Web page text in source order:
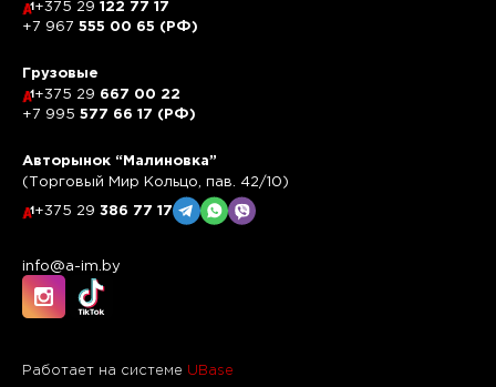
+375 29 122 77 17
+7 967 555 00 65 (РФ)
Грузовые
+375 29 667 00 22
+7 995 577 66 17 (РФ)
Авторынок “Малиновка”
(Торговый Мир Кольцо, пав. 42/10)
+375 29 386 77 17
info@a-im.by
Работает на системе UBase